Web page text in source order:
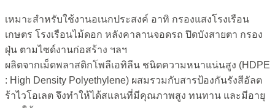
เหมาะสำหรับใช้งานอเนกประสงค์ อาทิ กรองแสงโรงเรือน
เกษตร โรงเรือนไม้ดอก หลังคาลานจอดรถ ปิดบังสายตา กรอง
ฝุ่น ตามไซด์งานก่อสร้าง ฯลฯ
ผลิตจากเม็ดพลาสติกโพลีเอทิลีน ชนิดความหนาแน่นสูง (HDPE
: High Density Polyethylene) ผสมรวมกับสารป้องกันรังสีอัลต
ร้าไวโอเลต จึงทำให้ได้สแลนที่มีคุณภาพสูง ทนทาน และมีอายุ